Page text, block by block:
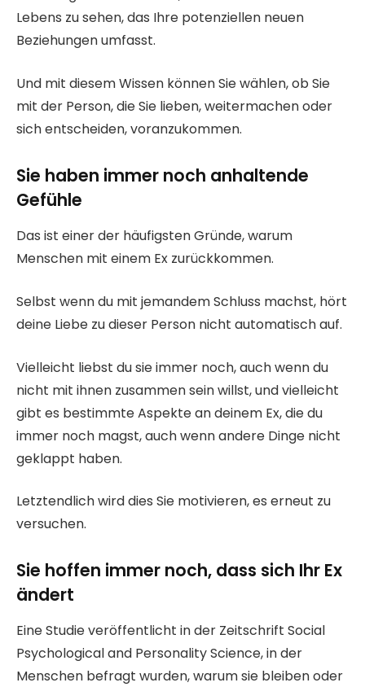
Lebens zu sehen, das Ihre potenziellen neuen
Beziehungen umfasst.
Und mit diesem Wissen können Sie wählen, ob Sie
mit der Person, die Sie lieben, weitermachen oder
sich entscheiden, voranzukommen.
Sie haben immer noch anhaltende
Gefühle
Das ist einer der häufigsten Gründe, warum
Menschen mit einem Ex zurückkommen.
Selbst wenn du mit jemandem Schluss machst, hört
deine Liebe zu dieser Person nicht automatisch auf.
Vielleicht liebst du sie immer noch, auch wenn du
nicht mit ihnen zusammen sein willst, und vielleicht
gibt es bestimmte Aspekte an deinem Ex, die du
immer noch magst, auch wenn andere Dinge nicht
geklappt haben.
Letztendlich wird dies Sie motivieren, es erneut zu
versuchen.
Sie hoffen immer noch, dass sich Ihr Ex
ändert
Eine Studie veröffentlicht in der Zeitschrift Social
Psychological and Personality Science, in der
Menschen befragt wurden, warum sie bleiben oder